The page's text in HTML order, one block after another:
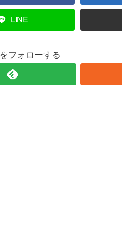
LINE
フォローする